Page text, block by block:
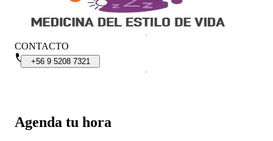
Agenda tu hora
CONTACTO
+56 9 5208 7321